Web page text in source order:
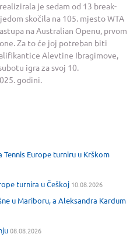
je sedam od 13 break-
skočila na 105. mjesto WTA
na Australian Openu, prvom
Za to će joj potreban biti
Alevtine Ibragimove,
igra za svoj 10.
godini.
Europe turniru u Krškom
turnira u Češkoj 10.08.2026
u Mariboru, a Aleksandra Kardum
08.08.2026